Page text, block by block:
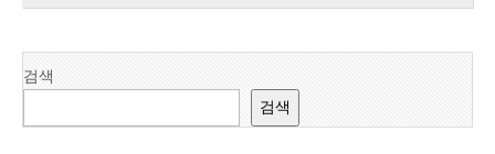
검색
검색